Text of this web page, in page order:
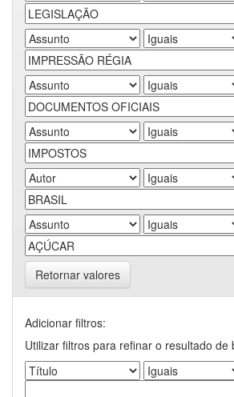
Retornar valores
Adicionar filtros:
Utilizar filtros para refinar o resultado de